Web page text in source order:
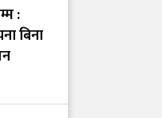
वा
:
बिना